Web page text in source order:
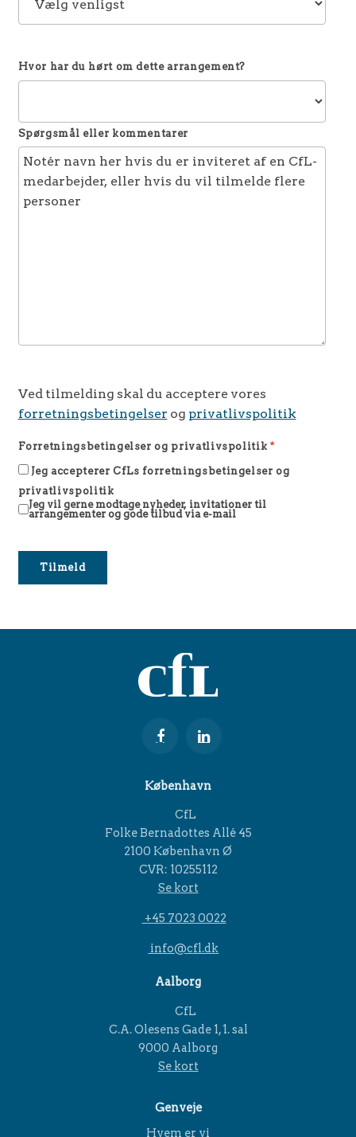
Hvor har du hørt om dette arrangement?
Spørgsmål eller kommentarer
Ved tilmelding skal du acceptere vores
forretningsbetingelser og privatlivspolitik
Forretningsbetingelser og privatlivspolitik *
Jeg accepterer CfLs forretningsbetingelser og
privatlivspolitik
Jeg vil gerne modtage nyheder, invitationer til
arrangementer og gode tilbud via e-mail
København
CfL
Folke Bernadottes Allé 45
2100 København Ø
CVR: 10255112
Se kort
+45 7023 0022
info@cfl.dk
Aalborg
CfL
C.A. Olesens Gade 1, 1. sal
9000 Aalborg
Se kort
Genveje
Hvem er vi